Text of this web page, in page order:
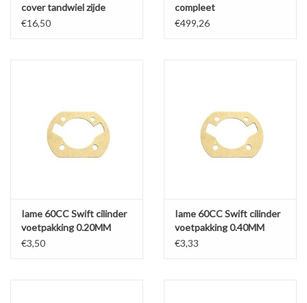
cover tandwiel zijde
€16,50
compleet
€499,26
Iame 60CC Swift cilinder
voetpakking 0.20MM
€3,50
Iame 60CC Swift cilinder
voetpakking 0.40MM
€3,33